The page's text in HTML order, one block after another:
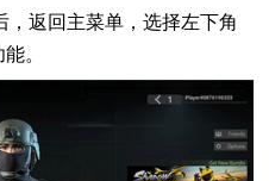
返回主菜单，选择左下角
。